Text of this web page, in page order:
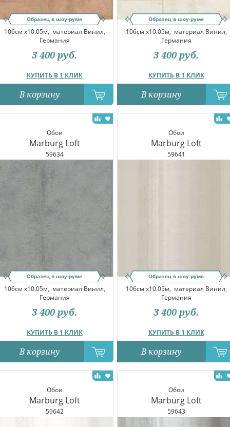
Образец в шоу-руме
106см x10.05м, материал Винил,
Германия
КУПИТЬ В 1 КЛИК
3 400 руб.
В корзину
Образец в шоу-руме
106см x10.05м, материал Винил,
Германия
КУПИТЬ В 1 КЛИК
3 400 руб.
В корзину
Обои
Marburg Loft
59634
Образец в шоу-руме
106см x10.05м, материал Винил,
Германия
КУПИТЬ В 1 КЛИК
3 400 руб.
В корзину
Обои
Marburg Loft
59641
Образец в шоу-руме
106см x10.05м, материал Винил,
Германия
КУПИТЬ В 1 КЛИК
3 400 руб.
В корзину
Обои
Marburg Loft
59642
Обои
Marburg Loft
59643